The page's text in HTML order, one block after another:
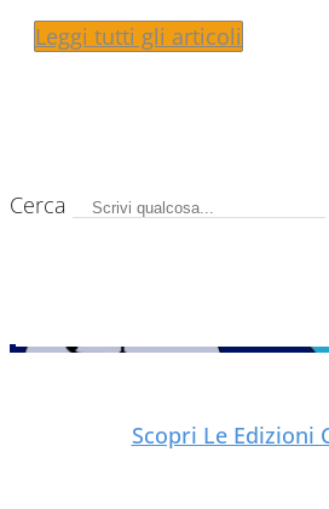
Leggi tutti gli articoli
Cerca
Scopri Le Edizioni